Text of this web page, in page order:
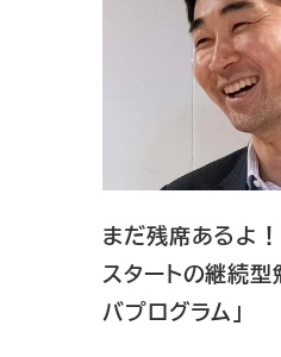
まだ残席あるよ！
スタートの継続型
バプログラム」